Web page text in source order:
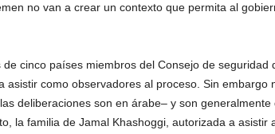
no van a crear un contexto que permita al
de cinco países miembros del Consejo de seguridad
asistir como observadores al proceso. Sin embargo
deliberaciones son en árabe– y son generalmente
la familia de Jamal Khashoggi, autorizada a asistir